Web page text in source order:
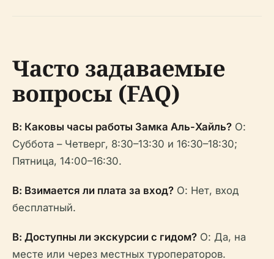
Часто задаваемые
вопросы (FAQ)
В: Каковы часы работы Замка Аль-Хайль? О:
Суббота – Четверг, 8:30–13:30 и 16:30–18:30;
Пятница, 14:00–16:30.
В: Взимается ли плата за вход? О: Нет, вход
бесплатный.
В: Доступны ли экскурсии с гидом? О: Да, на
месте или через местных туроператоров.